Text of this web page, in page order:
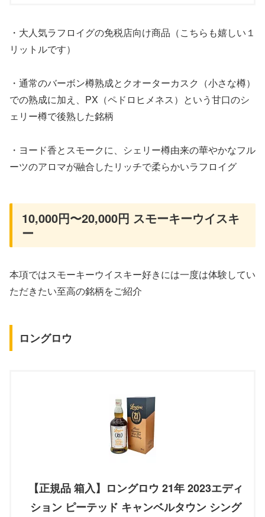
・大人気ラフロイグの免税店向け商品（こちらも嬉しい１
リットルです）
・通常のバーボン樽熟成とクオーターカスク（小さな樽）
での熟成に加え、PX（ペドロヒメネス）という甘口のシ
ェリー樽で後熟した銘柄
・ヨード香とスモークに、シェリー樽由来の華やかなフル
ーツのアロマが融合したリッチで柔らかいラフロイグ
10,000円〜20,000円 スモーキーウイスキ
ー
本項ではスモーキーウイスキー好きには一度は体験してい
ただきたい至高の銘柄をご紹介
ロングロウ
【正規品 箱入】ロングロウ 21年 2023エディ
ション ピーテッド キャンベルタウン シング